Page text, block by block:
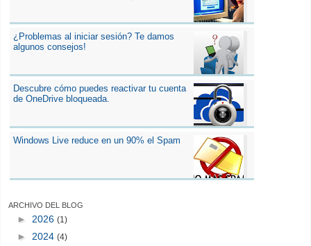
¿Problemas al iniciar sesión? Te damos
algunos consejos!
Descubre cómo puedes reactivar tu cuenta
de OneDrive bloqueada.
Windows Live reduce en un 90% el Spam
ARCHIVO DEL BLOG
► 2026 (1)
► 2024 (4)